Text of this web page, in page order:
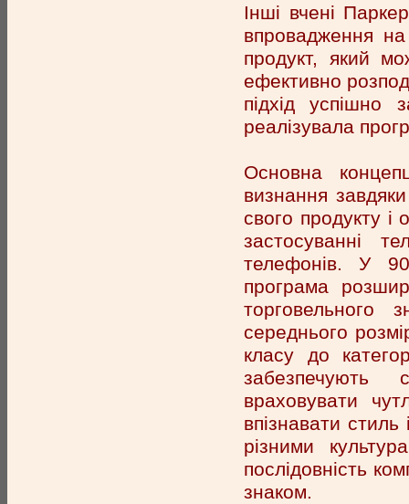
Інші вчені
впровадження
продукт, який
ефективно
підхід успішно
реалізувала
Основна
визнання
свого продукту і
застосуванні
телефонів. У
програма
торговельного
середнього
класу до
забезпечують
враховувати
впізнавати стиль
різними
послідовність
знаком.